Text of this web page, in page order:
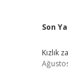
Son
Kızlık